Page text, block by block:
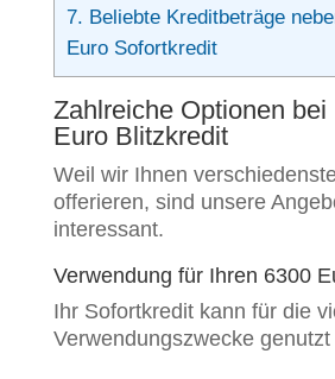
7. Beliebte Kreditbeträge
Euro Sofortkredit
Zahlreiche Optionen bei
Euro Blitzkredit
Weil wir Ihnen
offerieren, sind unsere
interessant.
Verwendung für Ihren 6300
Ihr Sofortkredit kann für die
Verwendungszwecke